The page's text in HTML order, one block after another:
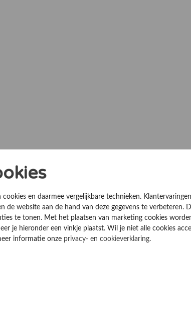
cookies en daarmee vergelijkbare technieken.
de website aan de hand van deze gegevens te verbeteren.
te tonen. Met het plaatsen van marketing cookies
je hieronder een vinkje plaatst. Wil je niet alle cookies
informatie onze privacy- en cookieverklaring.